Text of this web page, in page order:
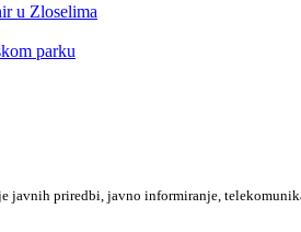
u Zloselima
parku
javnih priredbi, javno informiranje,